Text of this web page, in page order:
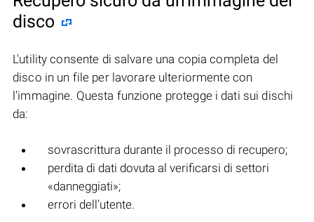
disco
L'utility consente di salvare una copia completa del
disco in un file per lavorare ulteriormente con
l'immagine. Questa funzione protegge i dati sui dischi
da:
sovrascrittura durante il processo di recupero;
perdita di dati dovuta al verificarsi di settori
«danneggiati»;
errori dell’utente.